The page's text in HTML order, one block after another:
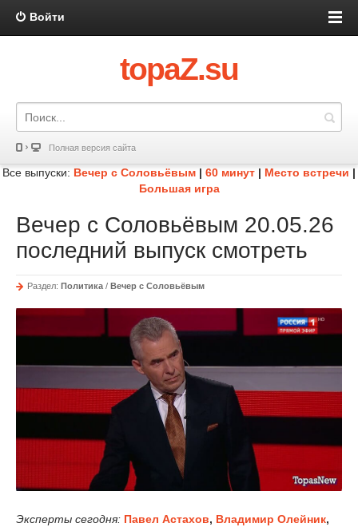
Войти
topaZ.su
Полная версия сайта
Все выпуски: Вечер с Соловьёвым | 60 минут | Место встречи |
Большая игра
Вечер с Соловьёвым 20.05.26
последний выпуск смотреть
Раздел: Политика / Вечер с Соловьёвым
Эксперты сегодня: Павел Астахов, Владимир Олейник,